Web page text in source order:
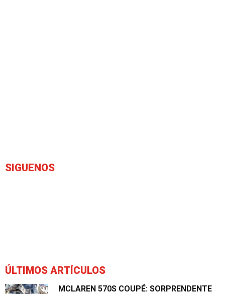
SIGUENOS
ÚLTIMOS ARTÍCULOS
MCLAREN 570S COUPÉ: SORPRENDENTE